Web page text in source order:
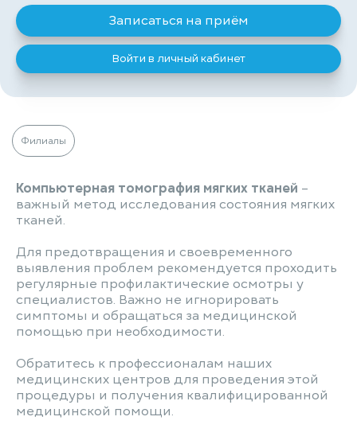
Записаться на приём
Войти в личный кабинет
Филиалы
Компьютерная томография мягких тканей –
важный метод исследования состояния мягких
тканей.
Для предотвращения и своевременного
выявления проблем рекомендуется проходить
регулярные профилактические осмотры у
специалистов. Важно не игнорировать
симптомы и обращаться за медицинской
помощью при необходимости.
Обратитесь к профессионалам наших
медицинских центров для проведения этой
процедуры и получения квалифицированной
медицинской помощи.